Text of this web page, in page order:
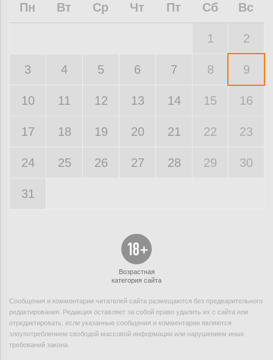
Пн Вт Ср Чт Пт Сб Вс
1 2
3 4 5 6 7 8 9
10 11 12 13 14 15 16
17 18 19 20 21 22 23
24 25 26 27 28 29 30
31
Возрастная
категория сайта
Сообщения и комментарии читателей сайта размещаются без предварительного
редактирования. Редакция оставляет за собой право удалить их с сайта или
отредактировать, если указанные сообщения и комментарии являются
злоупотреблением свободой массовой информации или нарушением иных
требований закона.